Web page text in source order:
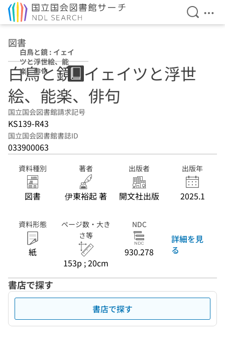
検索を
メ
図書
白鳥と鏡 : イェイ
ツと浮世絵、能
楽、俳句
白鳥と鏡 : イェイツと浮世
絵、能楽、俳句
国立国会図書館請求記号
KS139-R43
国立国会図書館書誌ID
033900063
資料種別
図書
著者
伊東裕起 著
出版者
開文社出版
出版年
2025.1
資料形態
紙
ページ数・大き
さ等
153p ; 20cm
NDC
930.278
詳細を見
る
書店で探す
書店で探す